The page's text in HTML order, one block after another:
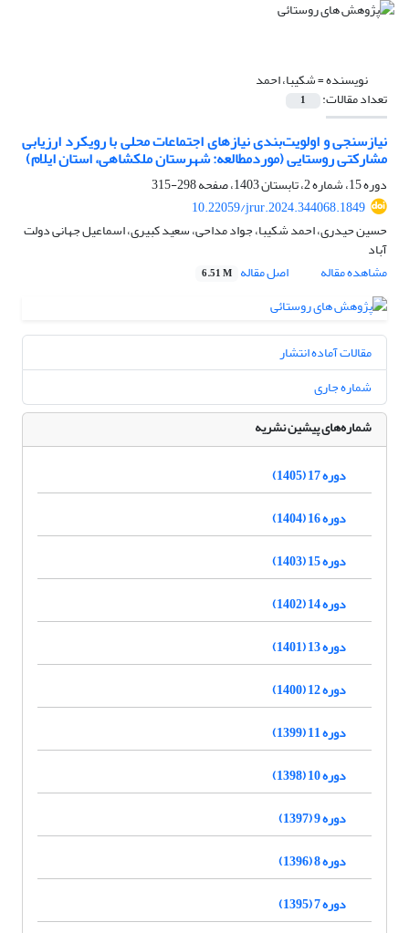
نویسنده =شکیبا، احمد
تعداد مقالات: 1
نیازسنجی و اولویت‌بندی نیازهای اجتماعات محلی با رویکرد ارزیابی
مشارکتی روستایی (موردمطالعه: شهرستان ملکشاهی، استان ایلام)
دوره 15، شماره 2، تابستان 1403، صفحه
298-315
10.22059/jrur.2024.344068.1849
حسین حیدری، احمد شکیبا، جواد مداحی، سعید کبیری، اسماعیل جهانی دولت
آباد
مشاهده مقاله
اصل مقاله 6.51 M
مقالات آماده انتشار
شماره جاری
شماره‌های پیشین نشریه
دوره 17 (1405)
دوره 16 (1404)
دوره 15 (1403)
دوره 14 (1402)
دوره 13 (1401)
دوره 12 (1400)
دوره 11 (1399)
دوره 10 (1398)
دوره 9 (1397)
دوره 8 (1396)
دوره 7 (1395)